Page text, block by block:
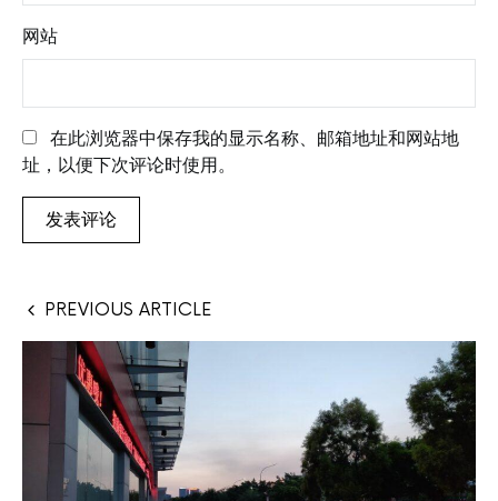
网站
在此浏览器中保存我的显示名称、邮箱地址和网站地
址，以便下次评论时使用。
PREVIOUS ARTICLE